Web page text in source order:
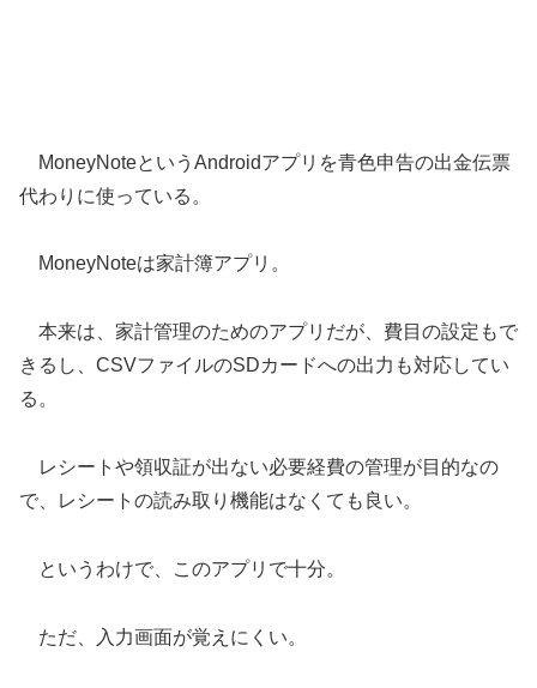
MoneyNoteというAndroidアプリを青色申告の出金伝票
代わりに使っている。
MoneyNoteは家計簿アプリ。
本来は、家計管理のためのアプリだが、費目の設定もで
きるし、CSVファイルのSDカードへの出力も対応してい
る。
レシートや領収証が出ない必要経費の管理が目的なの
で、レシートの読み取り機能はなくても良い。
というわけで、このアプリで十分。
ただ、入力画面が覚えにくい。